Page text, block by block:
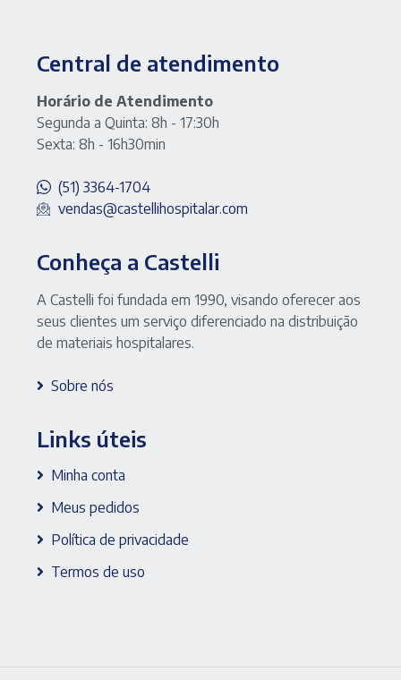
LTS
pacote
com
100
unidades
Central de atendimento
Horário de Atendimento
Segunda a Quinta: 8h - 17:30h
Sexta: 8h - 16h30min
(51) 3364-1704
vendas@castellihospitalar.com
Conheça a Castelli
A Castelli foi fundada em 1990, visando oferecer aos
seus clientes um serviço diferenciado na distribuição
de materiais hospitalares.
Sobre nós
Links úteis
Minha conta
Meus pedidos
Política de privacidade
Termos de uso